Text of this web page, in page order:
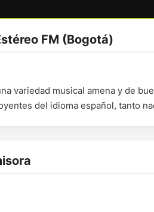
FM (Bogotá)
variedad musical amena y de
del idioma español, tanto